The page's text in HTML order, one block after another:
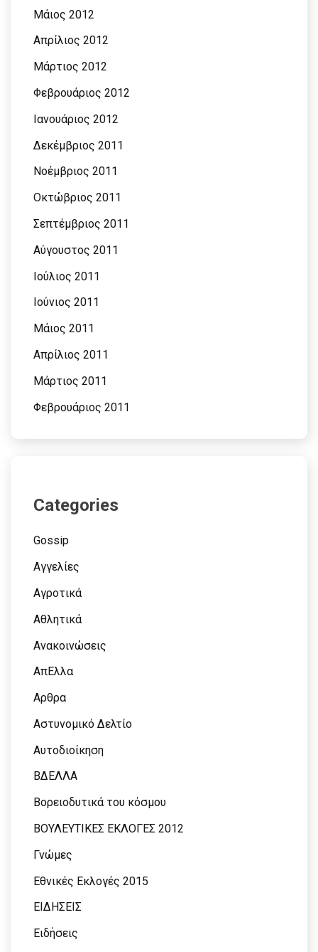
Μάιος 2012
Απρίλιος 2012
Μάρτιος 2012
Φεβρουάριος 2012
Ιανουάριος 2012
Δεκέμβριος 2011
Νοέμβριος 2011
Οκτώβριος 2011
Σεπτέμβριος 2011
Αύγουστος 2011
Ιούλιος 2011
Ιούνιος 2011
Μάιος 2011
Απρίλιος 2011
Μάρτιος 2011
Φεβρουάριος 2011
Categories
Gossip
Αγγελίες
Αγροτικά
Αθλητικά
Ανακοινώσεις
ΑπΕλλα
Αρθρα
Αστυνομικό Δελτίο
Αυτοδιοίκηση
ΒΔΕΛΛΑ
Βορειοδυτικά του κόσμου
ΒΟΥΛΕΥΤΙΚΕΣ ΕΚΛΟΓΕΣ 2012
Γνώμες
Εθνικές Εκλογές 2015
ΕΙΔΗΣΕΙΣ
Ειδήσεις